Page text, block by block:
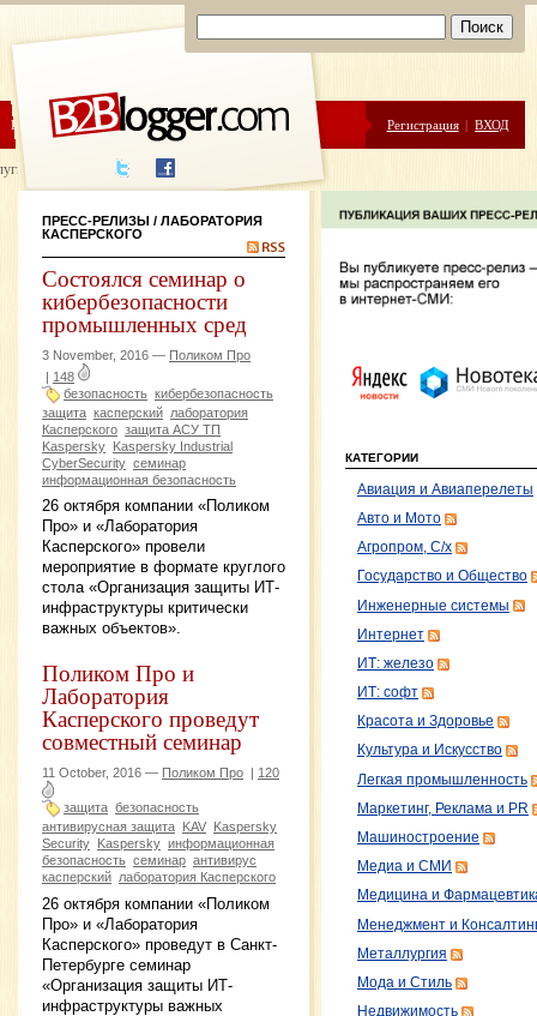
ЦЕНЫ ПОМОЩЬ Регистрация | ВХОД
написания
ПРЕСС-РЕЛИЗЫ / ЛАБОРАТОРИЯ
КАСПЕРСКОГО
Состоялся семинар о
кибербезопасности
промышленных сред
3 November, 2016 — Поликом Про
| 148
безопасность кибербезопасность
защита касперский лаборатория
Касперского защита АСУ ТП
Kaspersky Kaspersky Industrial
CyberSecurity семинар
информационная безопасность
26 октября компании «Поликом
Про» и «Лаборатория
Касперского» провели
мероприятие в формате круглого
стола «Организация защиты ИТ-
инфраструктуры критически
важных объектов».
Поликом Про и
Лаборатория
Касперского проведут
совместный семинар
11 October, 2016 — Поликом Про | 120
защита безопасность
антивирусная защита KAV Kaspersky
Security Kaspersky информационная
безопасность семинар антивирус
касперский лаборатория Касперского
26 октября компании «Поликом
Про» и «Лаборатория
Касперского» проведут в Санкт-
Петербурге семинар
«Организация защиты ИТ-
инфраструктуры важных
КАТЕГОРИИ
Авиация и Авиаперелеты
Авто и Мото
Агропром, С/х
Государство и Общество
Инженерные системы
Интернет
ИТ: железо
ИТ: софт
Красота и Здоровье
Культура и Искусство
Легкая промышленность
Маркетинг, Реклама и PR
Машиностроение
Медиа и СМИ
Медицина и
Менеджмент и
Металлургия
Мода и Стиль
Недвижимость